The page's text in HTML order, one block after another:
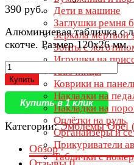
Дети в машине
Заглушки ремня
Зеркала мертвой
Зонты с
Игрушки на
Ключницы
Коврики на
Накладки на
Накладки на
Оплётки на руль
Органайзеры и
Прикуриватели
Таблички с
390 руб.
Алюминиевая табличка с
скотче. Размер 120х26 мм.
Купить
Купить в 1 клик
Категории:Эмблемы Opel
Обзор